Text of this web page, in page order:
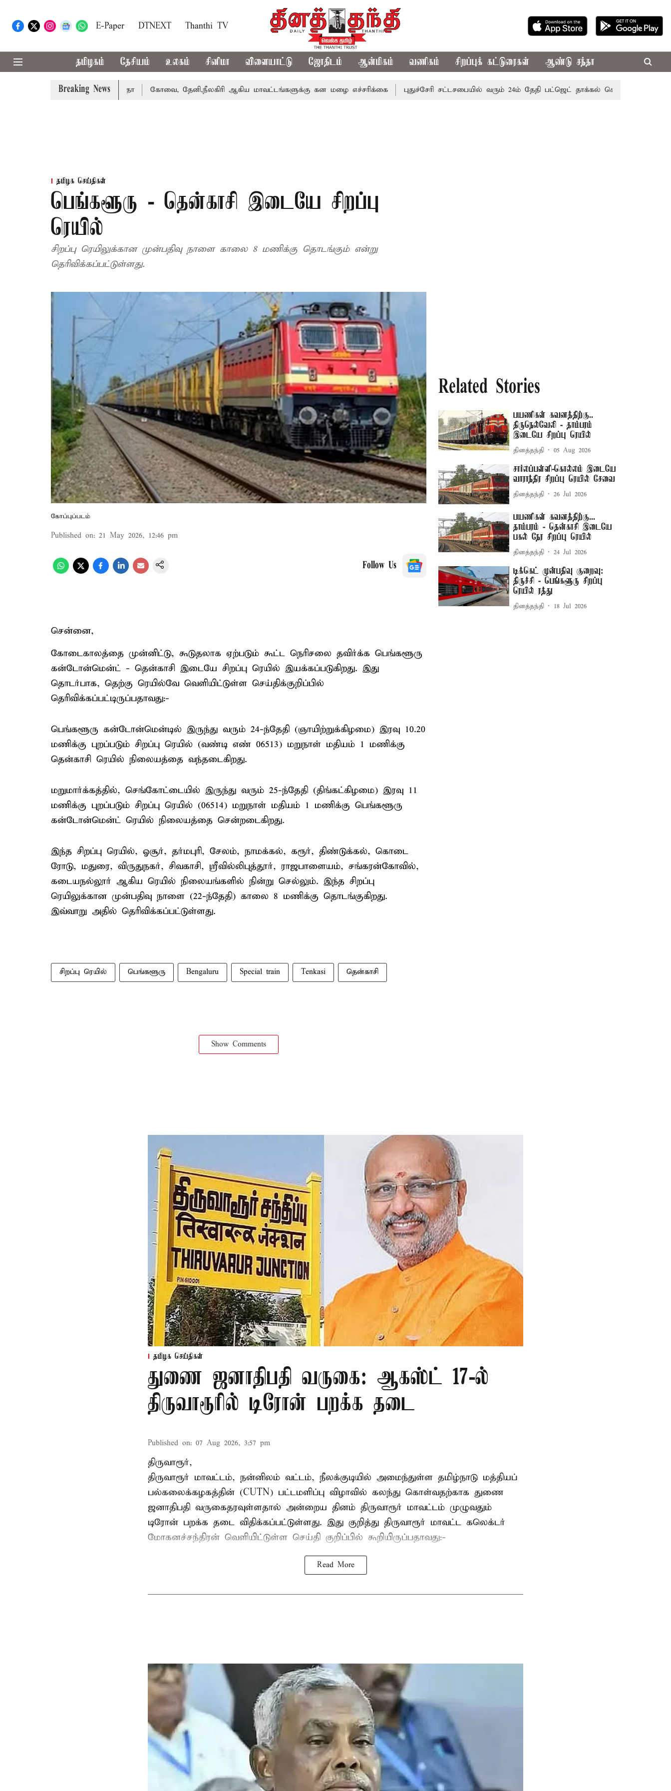
E-Paper DTNEXT Thanthi TV
தமிழகம் தேசியம் உலகம் சினிமா விளையாட்டு ஜோதிடம் ஆன்மிகம் வணிகம் சிறப்புக் கட்டுரைகள் ஆண்டு சந்தா
Breaking News
வாபஸ் பெற்றார் சங்கீதா கோவை, தேனி,நீலகிரி ஆகிய மாவட்டங்களுக்கு கன மழை எச்சரிக்கை புதுச்சேரி சட்டசபையில் வரும் 24ம் தேதி பட்ஜெட் தாக்கல் செய்கிறார் முதல்-அமைச்சர்
தமிழக செய்திகள்
பெங்களூரு - தென்காசி இடையே சிறப்பு
ரெயில்
சிறப்பு ரெயிலுக்கான முன்பதிவு நாளை காலை 8 மணிக்கு தொடங்கும் என்று
தெரிவிக்கப்பட்டுள்ளது.
கோப்புப்படம்
Published on: 21 May 2026, 12:46 pm
Follow Us
சென்னை,
கோடைகாலத்தை முன்னிட்டு, கூடுதலாக ஏற்படும் கூட்ட நெரிசலை தவிர்க்க பெங்களூரு
கன்டோன்மென்ட் - தென்காசி இடையே சிறப்பு ரெயில் இயக்கப்படுகிறது. இது
தொடர்பாக, தெற்கு ரெயில்வே வெளியிட்டுள்ள செய்திக்குறிப்பில்
தெரிவிக்கப்பட்டிருப்பதாவது:-
பெங்களூரு கன்டோன்மென்டில் இருந்து வரும் 24-ந்தேதி (ஞாயிற்றுக்கிழமை) இரவு 10.20
மணிக்கு புறப்படும் சிறப்பு ரெயில் (வண்டி எண் 06513) மறுநாள் மதியம் 1 மணிக்கு
தென்காசி ரெயில் நிலையத்தை வந்தடைகிறது.
மறுமார்க்கத்தில், செங்கோட்டையில் இருந்து வரும் 25-ந்தேதி (திங்கட்கிழமை) இரவு 11
மணிக்கு புறப்படும் சிறப்பு ரெயில் (06514) மறுநாள் மதியம் 1 மணிக்கு பெங்களூரு
கன்டோன்மென்ட் ரெயில் நிலையத்தை சென்றடைகிறது.
இந்த சிறப்பு ரெயில், ஓசூர், தர்மபுரி, சேலம், நாமக்கல், கரூர், திண்டுக்கல், கொடை
ரோடு, மதுரை, விருதுநகர், சிவகாசி, ஸ்ரீவில்லிபுத்தூர், ராஜபாளையம், சங்கரன்கோவில்,
கடையநல்லூர் ஆகிய ரெயில் நிலையங்களில் நின்று செல்லும். இந்த சிறப்பு
ரெயிலுக்கான முன்பதிவு நாளை (22-ந்தேதி) காலை 8 மணிக்கு தொடங்குகிறது.
இவ்வாறு அதில் தெரிவிக்கப்பட்டுள்ளது.
சிறப்பு ரெயில் பெங்களூரு Bengaluru Special train Tenkasi தென்காசி
Show Comments
Related Stories
பயணிகள் கவனத்திற்கு..
திருநெல்வேலி - தாம்பரம்
இடையே சிறப்பு ரெயில்
தினத்தந்தி 05 Aug 2026
சார்லப்பள்ளி-கொல்லம் இடையே
வாராந்திர சிறப்பு ரெயில் சேவை
தினத்தந்தி 26 Jul 2026
பயணிகள் கவனத்திற்கு...
தாம்பரம் - தென்காசி இடையே
பகல் நேர சிறப்பு ரெயில்
தினத்தந்தி 24 Jul 2026
டிக்கெட் முன்பதிவு குறைவு:
திருச்சி - பெங்களூரு சிறப்பு
ரெயில் ரத்து
தினத்தந்தி 18 Jul 2026
தமிழக செய்திகள்
துணை ஜனாதிபதி வருகை: ஆகஸ்ட் 17-ல்
திருவாரூரில் டிரோன் பறக்க தடை
Published on: 07 Aug 2026, 3:57 pm
திருவாரூர்,
திருவாரூர் மாவட்டம், நன்னிலம் வட்டம், நீலக்குடியில் அமைந்துள்ள தமிழ்நாடு மத்தியப்
பல்கலைக்கழகத்தின் (CUTN) பட்டமளிப்பு விழாவில் கலந்து கொள்வதற்காக துணை
ஜனாதிபதி வருகைதரவுள்ளதால் அன்றைய தினம் திருவாரூர் மாவட்டம் முழுவதும்
டிரோன் பறக்க தடை விதிக்கப்பட்டுள்ளது. இது குறித்து திருவாரூர் மாவட்ட கலெக்டர்
மோகனச்சந்திரன் வெளியிட்டுள்ள செய்தி குறிப்பில் கூறியிருப்பதாவது:-
Read More